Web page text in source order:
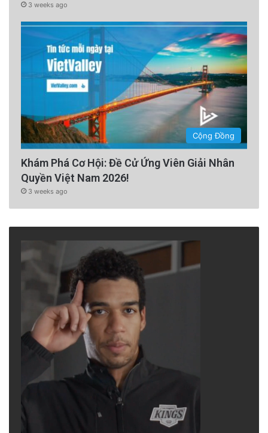
3 weeks ago
Cộng Đồng
Khám Phá Cơ Hội: Đề Cử Ứng Viên Giải Nhân
Quyền Việt Nam 2026!
3 weeks ago